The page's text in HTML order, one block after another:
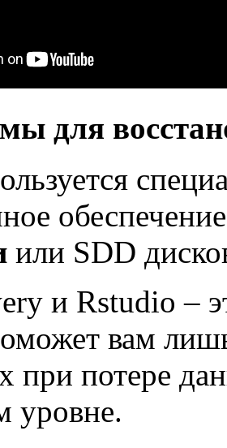
для
или SDD
и Rstudio –
вам
при потере
уровне.